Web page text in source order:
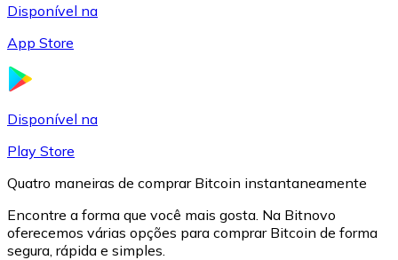
Disponível na
App Store
Disponível na
Play Store
Quatro maneiras de comprar Bitcoin instantaneamente
Encontre a forma que você mais gosta. Na Bitnovo
oferecemos várias opções para comprar Bitcoin de forma
segura, rápida e simples.